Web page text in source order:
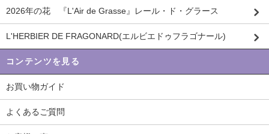
2026年の花 『L'Air de Grasse』レール・ド・グラース
L'HERBIER DE FRAGONARD(エルビエドゥフラゴナール)
コンテンツを見る
お買い物ガイド
よくあるご質問